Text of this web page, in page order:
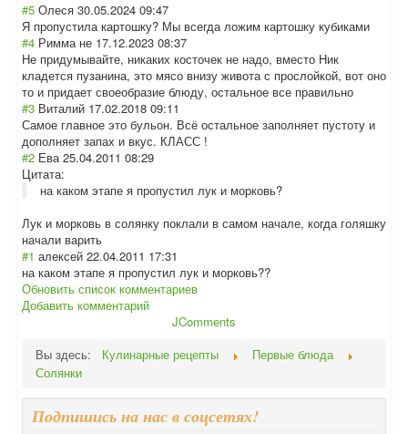
#5 Олеся 30.05.2024 09:47
Я пропустила картошку? Мы всегда ложим картошку кубиками
#4 Римма не 17.12.2023 08:37
Не придумывайте, никаких косточек не надо, вместо Ник
кладется пузанина, это мясо внизу живота с прослойкой, вот оно
то и придает своеобразие блюду, остальное все правильно
#3 Виталий 17.02.2018 09:11
Самое главное это бульон. Всё остальное заполняет пустоту и
дополняет запах и вкус. КЛАСС !
#2 Ева 25.04.2011 08:29
Цитата:
на каком этапе я пропустил лук и морковь?
Лук и морковь в солянку поклали в самом начале, когда голяшку
начали варить
#1 алексей 22.04.2011 17:31
на каком этапе я пропустил лук и морковь??
Обновить список комментариев
Добавить комментарий
JComments
Вы здесь:
Кулинарные рецепты
Первые блюда
Солянки
Подпишись на нас в соцсетях!